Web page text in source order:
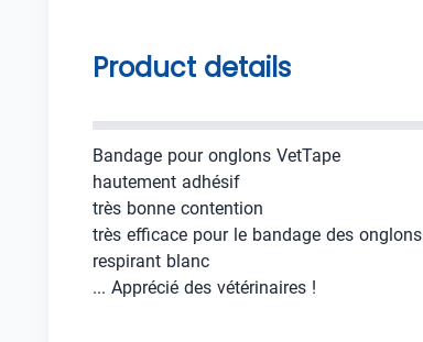
Product details
Bandage pour onglons VetTape
hautement adhésif
très bonne contention
très efficace pour le bandage des onglons
respirant blanc
... Apprécié des vétérinaires !